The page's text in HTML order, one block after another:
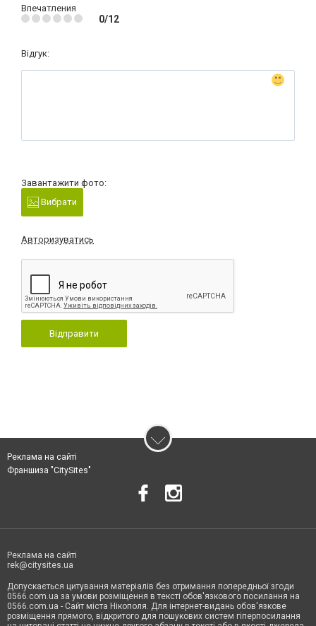
Впечатления
0/12
Відгук:
Завантажити фото:
Вибрати
Авторизуватись
Відправити
Реклама на сайті
Франшиза "CitySites"
Реклама на сайті
rek@citysites.ua
Допускається цитування матеріалів без отримання попередньої згоди
0566.com.ua за умови розміщення в тексті обов'язкового посилання на
0566.com.ua - Сайт міста Нікополя. Для інтернет-видань обов'язкове
розміщення прямого, відкритого для пошукових систем гіперпосилання